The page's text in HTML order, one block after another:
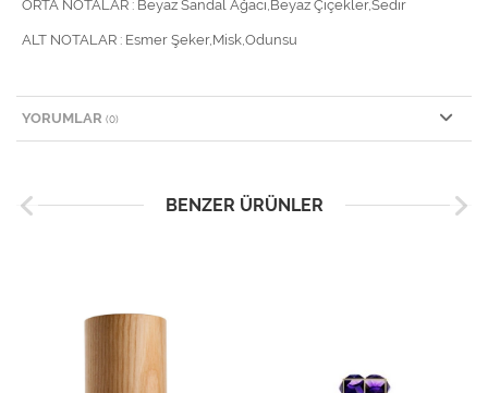
ORTA NOTALAR : Beyaz Sandal Ağacı,Beyaz Çiçekler,Sedir
ALT NOTALAR : Esmer Şeker,Misk,Odunsu
YORUMLAR (0)
BENZER ÜRÜNLER